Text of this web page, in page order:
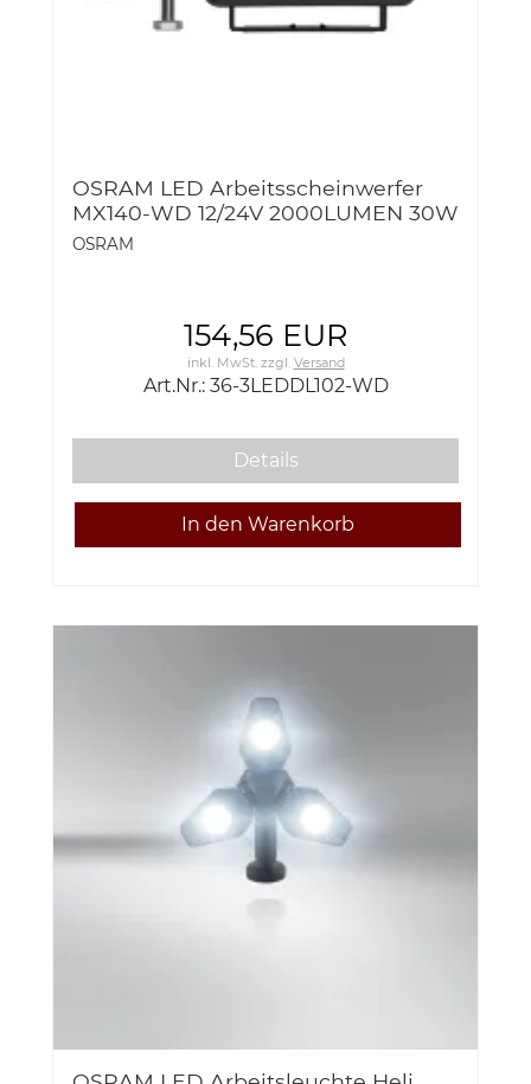
OSRAM LED Arbeitsscheinwerfer
MX140-WD 12/24V 2000LUMEN 30W
36-3LEDDL102-WD
OSRAM
154,56 EUR
inkl. MwSt.zzgl. Versand
Art.Nr.: 36-3LEDDL102-WD
Details